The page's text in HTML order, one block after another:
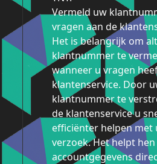
Vermeld uw
vragen aan de
Het is belangrijk om
klantnummer te
wanneer u vragen
klantenservice. Door
klantnummer te
de klantenservice u
efficiënter helpen met
verzoek. Het helpt
accountgegevens